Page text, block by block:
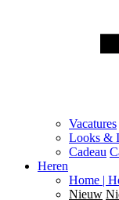
Vacatures
Looks &
Cadeau
Heren
Home |
Nieuw